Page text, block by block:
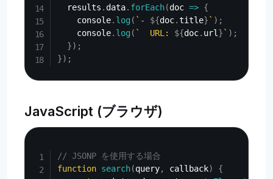
  results
. data. forEach(doc => {
    console
. log ( ` - ${doc.title} ` ) ;
    console
. log ( `
  URL:
${doc. url } ` ) ;
}) ;
}) ;
JavaScript (ブラウザ)
// JSONP を使用する場合
function search(query, callback)
{